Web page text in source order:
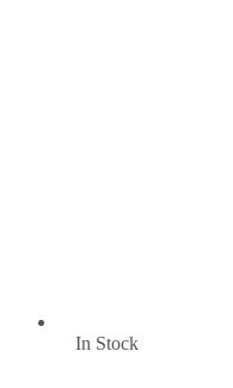
In Stock